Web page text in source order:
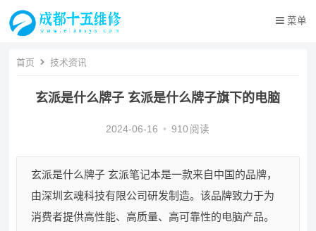
菜单
首页 技术资讯
玄派是什么牌子 玄派是什么牌子旗下的电脑
2024-06-16 • 910 阅读
玄派是什么牌子 玄派笔记本是一款来自中国的品牌，
由深圳玄魂科技有限公司研发制造。该品牌致力于为
消费者提供高性能、高质量、高可靠性的电脑产品。